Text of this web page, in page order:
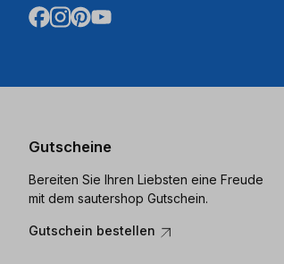
Gutscheine
Bereiten Sie Ihren Liebsten eine Freude
mit dem sautershop Gutschein.
Gutschein bestellen